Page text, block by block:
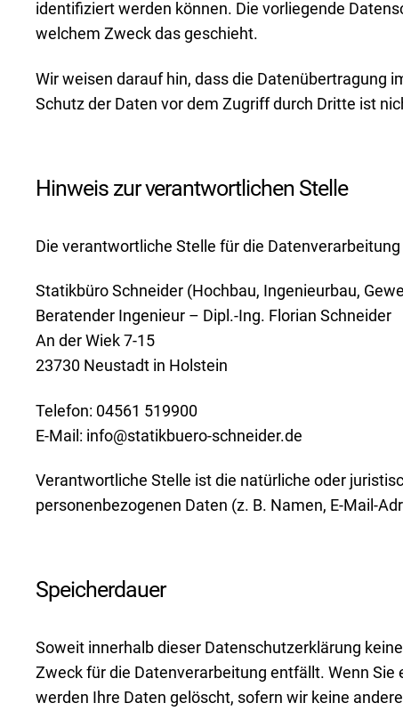
identifiziert werden können. Die vorliegende
welchem Zweck das geschieht.
Wir weisen darauf hin, dass die Datenübertragung
Schutz der Daten vor dem Zugriff durch Dritte ist
Hinweis zur verantwortlichen Stelle
Die verantwortliche Stelle für die
Statikbüro Schneider (Hochbau, Ingenieurbau,
Beratender Ingenieur – Dipl.-Ing. Florian Schneider
An der Wiek 7-15
23730 Neustadt in Holstein
Telefon: 04561 519900
E-Mail: info@statikbuero-schneider.de
Verantwortliche Stelle ist die natürliche oder
personenbezogenen Daten (z. B. Namen, E-Mail-
Speicherdauer
Soweit innerhalb dieser Datenschutzerklärung
Zweck für die Datenverarbeitung entfällt. Wenn
werden Ihre Daten gelöscht, sofern wir keine